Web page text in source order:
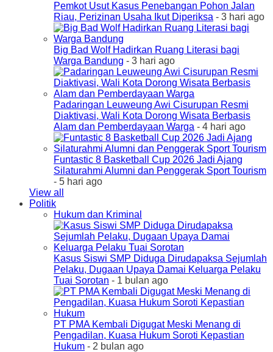
Pemkot Usut Kasus Penebangan Pohon Jalan
Riau, Perizinan Usaha Ikut Diperiksa - 3 hari ago
Big Bad Wolf Hadirkan Ruang Literasi bagi
Warga Bandung - 3 hari ago
Padaringan Leuweung Awi Cisurupan Resmi
Diaktivasi, Wali Kota Dorong Wisata Berbasis
Alam dan Pemberdayaan Warga - 4 hari ago
Funtastic 8 Basketball Cup 2026 Jadi Ajang
Silaturahmi Alumni dan Penggerak Sport Tourism
- 5 hari ago
View all
Politik
Hukum dan Kriminal
Kasus Siswi SMP Diduga Dirudapaksa Sejumlah
Pelaku, Dugaan Upaya Damai Keluarga Pelaku
Tuai Sorotan - 1 bulan ago
PT PMA Kembali Digugat Meski Menang di
Pengadilan, Kuasa Hukum Soroti Kepastian
Hukum - 2 bulan ago